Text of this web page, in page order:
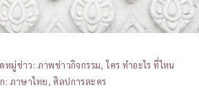
หมู่ข่าว: ภาพข่าวกิจกรรม,ใคร ทำอะไร ที่ไหน
: ภาษาไทย, ศิลปการละคร